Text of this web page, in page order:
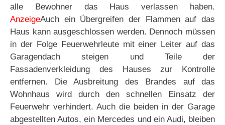
alle Bewohner das Haus verlassen haben.
AnzeigeAuch ein Übergreifen der Flammen auf das
Haus kann ausgeschlossen werden. Dennoch müssen
in der Folge Feuerwehrleute mit einer Leiter auf das
Garagendach steigen und Teile der
Fassadenverkleidung des Hauses zur Kontrolle
entfernen. Die Ausbreitung des Brandes auf das
Wohnhaus wird durch den schnellen Einsatz der
Feuerwehr verhindert. Auch die beiden in der Garage
abgestellten Autos, ein Mercedes und ein Audi, bleiben